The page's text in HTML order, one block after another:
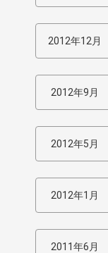
2012年12月
2012年9月
2012年5月
2012年1月
2011年6月